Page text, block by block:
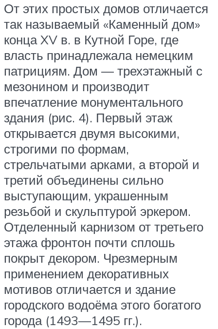
От этих простых домов отличается
так называемый «Каменный дом»
конца XV в. в Кутной Горе, где
власть принадлежала немецким
патрициям. Дом — трехэтажный с
мезонином и производит
впечатление монументального
здания (рис. 4). Первый этаж
открывается двумя высокими,
строгими по формам,
стрельчатыми арками, а второй и
третий объединены сильно
выступающим, украшенным
резьбой и скульптурой эркером.
Отделенный карнизом от третьего
этажа фронтон почти сплошь
покрыт декором. Чрезмерным
применением декоративных
мотивов отличается и здание
городского водоёма этого богатого
города (1493—1495 гг.).